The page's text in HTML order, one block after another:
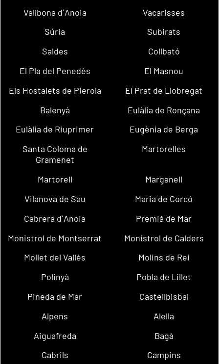
Vallbona d´Anoia
Vacarisses
Súria
Subirats
Saldes
Collbató
El Pla del Penedès
El Masnou
Els Hostalets de Pierola
El Prat de Llobregat
Balenyà
Eulàlia de Ronçana
Eulàlia de Riuprimer
Eugènia de Berga
Santa Coloma de
Gramenet
Martorelles
Martorell
Marganell
Vilanova de Sau
Maria de Corcó
Cabrera d´Anoia
Premià de Mar
Monistrol de Montserrat
Monistrol de Calders
Mollet del Vallès
Molins de Rei
Polinyà
Pobla de Lillet
Pineda de Mar
Castellbisbal
Alpens
Alella
Aiguafreda
Bagà
Cabrils
Campins